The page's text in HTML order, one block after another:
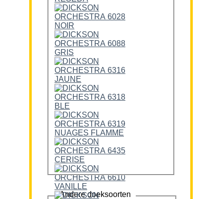
Andere doeksoorten